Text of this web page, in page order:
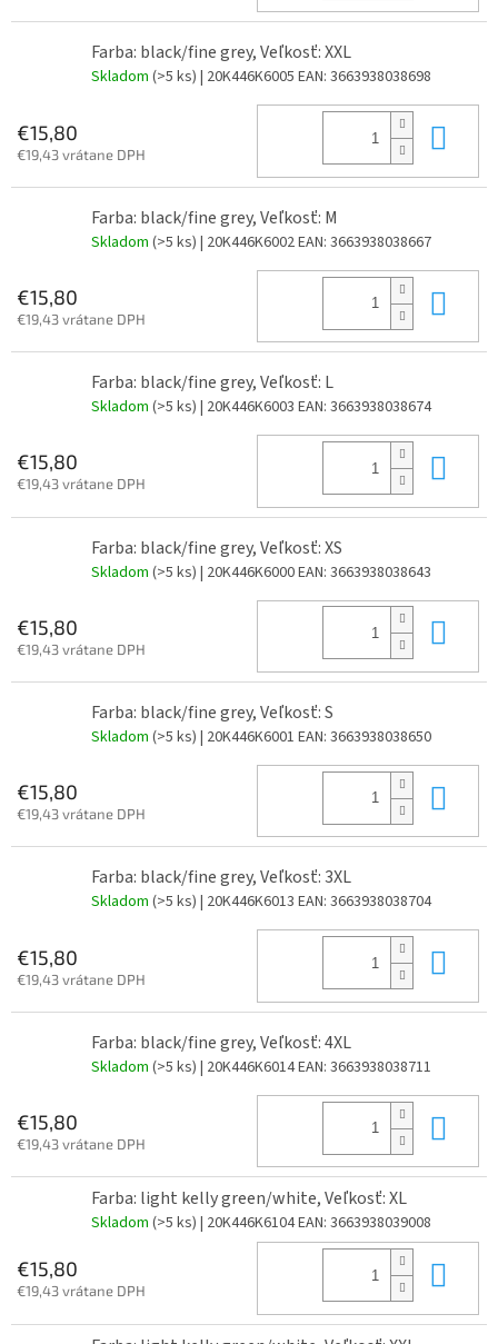
Farba: black/fine grey, Veľkosť: XXL
Skladom (>5 ks) | 20K446K6005 EAN: 3663938038698
€15,80
€19,43 vrátane DPH
Farba: black/fine grey, Veľkosť: M
Skladom (>5 ks) | 20K446K6002EAN: 3663938038667
€15,80
€19,43 vrátane DPH
Farba: black/fine grey, Veľkosť: L
Skladom (>5 ks) | 20K446K6003 EAN: 3663938038674
€15,80
€19,43 vrátane DPH
Farba: black/fine grey, Veľkosť: XS
Skladom (>5 ks) | 20K446K6000EAN: 3663938038643
€15,80
€19,43 vrátane DPH
Farba: black/fine grey, Veľkosť: S
Skladom (>5 ks) | 20K446K6001 EAN: 3663938038650
€15,80
€19,43 vrátane DPH
Farba: black/fine grey, Veľkosť: 3XL
Skladom (>5 ks) | 20K446K6013 EAN: 3663938038704
€15,80
€19,43 vrátane DPH
Farba: black/fine grey, Veľkosť: 4XL
Skladom (>5 ks) | 20K446K6014EAN: 3663938038711
€15,80
€19,43 vrátane DPH
Farba: light kelly green/white, Veľkosť: XL
Skladom (>5 ks) | 20K446K6104EAN: 3663938039008
€15,80
€19,43 vrátane DPH